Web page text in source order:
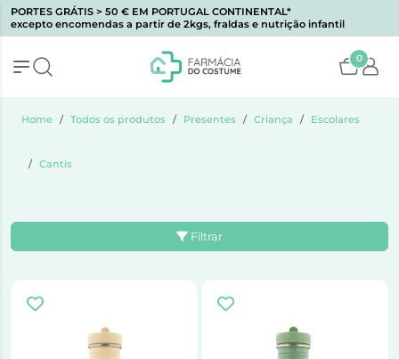
PORTES GRÁTIS > 50 € EM PORTUGAL CONTINENTAL*
excepto encomendas a partir de 2kgs, fraldas e nutrição infantil
0
Home Todos os produtos Presentes Criança Escolares
Cantis
Filtrar